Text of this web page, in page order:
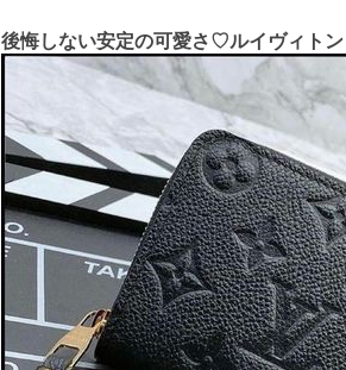
後悔しない安定の可愛さ♡ルイヴィト